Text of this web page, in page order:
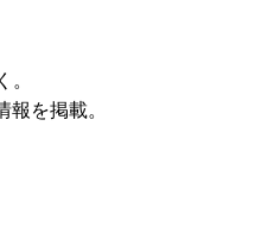
。
を掲載。